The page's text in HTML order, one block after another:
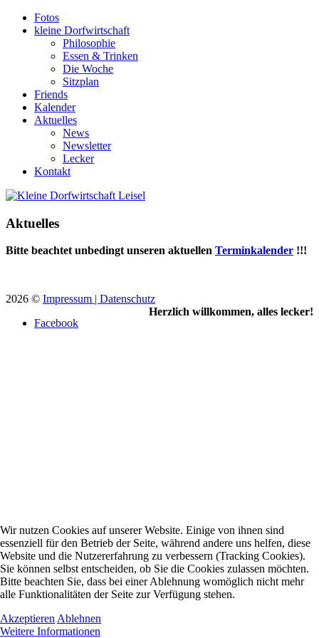
Fotos
kleine Dorfwirtschaft
Philosophie
Essen & Trinken
Die Woche
Sitzplan
Friends
Kalender
Aktuelles
News
Newsletter
Lecker
Kontakt
Aktuelles
Bitte beachtet unbedingt unseren aktuellen Terminkalender !!!
2026 © Impressum | Datenschutz
Herzlich willkommen, alles lecker!
Facebook
Wir nutzen Cookies auf unserer Website. Einige von ihnen sind
essenziell für den Betrieb der Seite, während andere uns helfen, diese
Website und die Nutzererfahrung zu verbessern (Tracking Cookies).
Sie können selbst entscheiden, ob Sie die Cookies zulassen möchten.
Bitte beachten Sie, dass bei einer Ablehnung womöglich nicht mehr
alle Funktionalitäten der Seite zur Verfügung stehen.
Akzeptieren Ablehnen
Weitere Informationen